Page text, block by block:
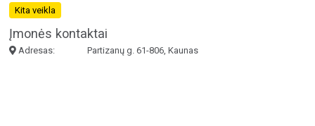
Kita veikla
Įmonės kontaktai
Adresas: Partizanų g. 61-806, Kaunas